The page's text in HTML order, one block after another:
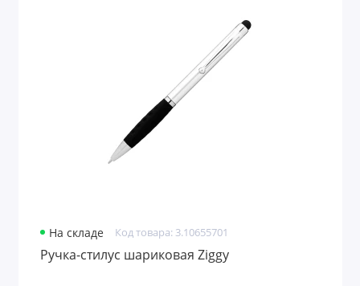
На складе Код товара: 3.10655701
Ручка-стилус шариковая Ziggy